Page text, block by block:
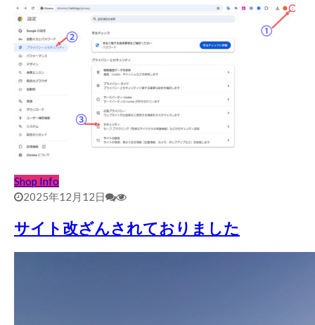
Shop Info
2025年12月12日
サイト改ざんされておりました